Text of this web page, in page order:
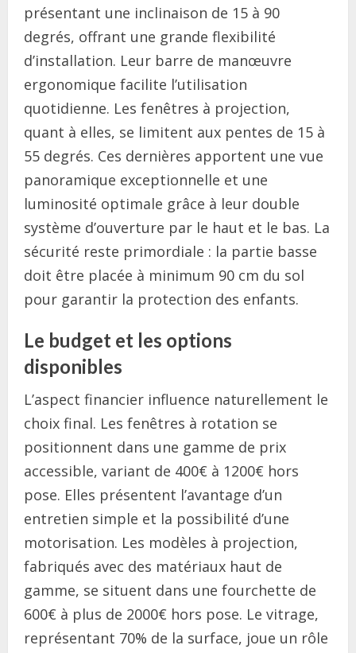
présentant une inclinaison de 15 à 90
degrés, offrant une grande flexibilité
d’installation. Leur barre de manœuvre
ergonomique facilite l’utilisation
quotidienne. Les fenêtres à projection,
quant à elles, se limitent aux pentes de 15 à
55 degrés. Ces dernières apportent une vue
panoramique exceptionnelle et une
luminosité optimale grâce à leur double
système d’ouverture par le haut et le bas. La
sécurité reste primordiale : la partie basse
doit être placée à minimum 90 cm du sol
pour garantir la protection des enfants.
Le budget et les options
disponibles
L’aspect financier influence naturellement le
choix final. Les fenêtres à rotation se
positionnent dans une gamme de prix
accessible, variant de 400€ à 1200€ hors
pose. Elles présentent l’avantage d’un
entretien simple et la possibilité d’une
motorisation. Les modèles à projection,
fabriqués avec des matériaux haut de
gamme, se situent dans une fourchette de
600€ à plus de 2000€ hors pose. Le vitrage,
représentant 70% de la surface, joue un rôle